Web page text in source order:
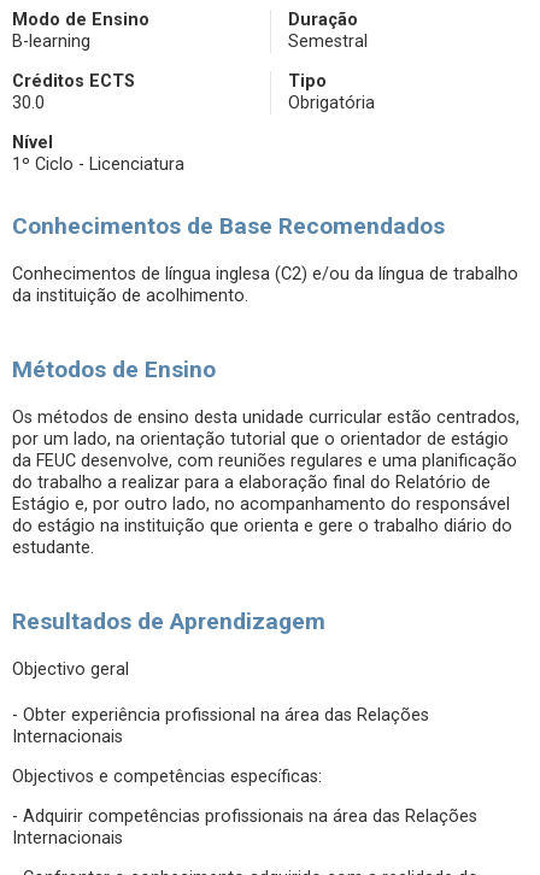
Modo de Ensino
B-learning
Duração
Semestral
Créditos ECTS
30.0
Tipo
Obrigatória
Nível
1º Ciclo - Licenciatura
Conhecimentos de Base Recomendados
Conhecimentos de língua inglesa (C2) e/ou da língua de trabalho
da instituição de acolhimento.
Métodos de Ensino
Os métodos de ensino desta unidade curricular estão centrados,
por um lado, na orientação tutorial que o orientador de estágio
da FEUC desenvolve, com reuniões regulares e uma planificação
do trabalho a realizar para a elaboração final do Relatório de
Estágio e, por outro lado, no acompanhamento do responsável
do estágio na instituição que orienta e gere o trabalho diário do
estudante.
Resultados de Aprendizagem
Objectivo geral
- Obter experiência profissional na área das Relações
Internacionais
Objectivos e competências específicas:
- Adquirir competências profissionais na área das Relações
Internacionais